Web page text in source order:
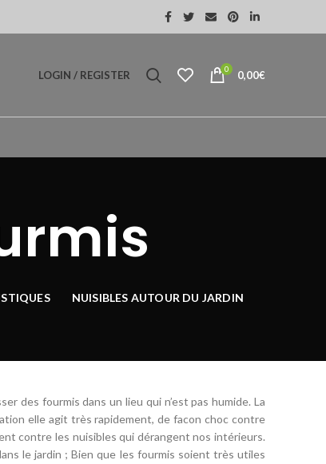
LOGIN / REGISTER 0 0,00€
NUISIBLES AUTOUR DU JARDIN
des fourmis dans un lieu qui n’est pas humide. La
elle agit très rapidement, de facon choc contre
contre les nuisibles qui dérangent nos intérieurs.
le jardin ; Bien que les fourmis soient très utiles